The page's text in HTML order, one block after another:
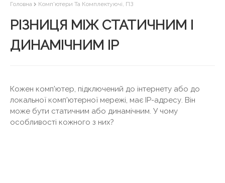
Головна Комп'ютери Та Комплектуючі, ПЗ
РІЗНИЦЯ МІЖ СТАТИЧНИМ І
ДИНАМІЧНИМ IP
Кожен комп'ютер, підключений до інтернету або до
локальної комп'ютерної мережі, має IP-адресу. Він
може бути статичним або динамічним. У чому
особливості кожного з них?